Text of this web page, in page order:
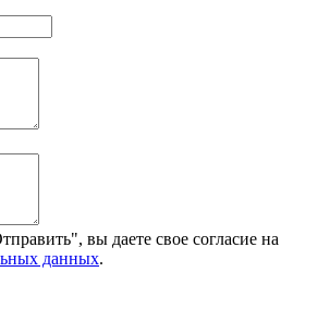
вы даете свое согласие на
данных.